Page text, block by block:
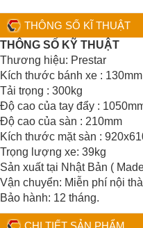
THÔNG SỐ KĨ THUẬT
THÔNG SỐ KỸ THUẬT
Thương hiệu: Prestar
Kích thước bánh xe : 130mm
Tải trọng : 300kg
Độ cao của tay đẩy :
Độ cao của sàn : 210mm
Kích thước mặt sàn :
Trọng lượng xe: 39kg
Sản xuất tại Nhật Bản (
Vận chuyển: Miễn phí nội
Bảo hành: 12 tháng.
CHI TIẾT SẢN PHẨM